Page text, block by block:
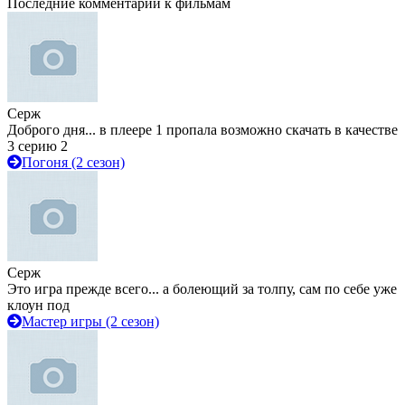
Последние комментарии к фильмам
Серж
Доброго дня... в плеере 1 пропала возможно скачать в качестве
3 серию 2
Погоня (2 сезон)
Серж
Это игра прежде всего... а болеющий за толпу, сам по себе уже
клоун под
Мастер игры (2 сезон)